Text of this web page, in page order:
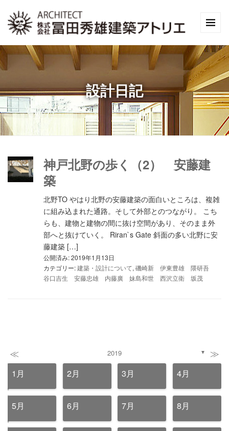
設計日記
神戸北野の歩く（2） 安藤建
築
北野TO やはり北野の安藤建築の面白いところは、複雑
に組み込まれた通路。そして外部とのつながり。 こち
らも、建物と建物の間に抜け空間があり、そのまま外
部へと抜けていく。 Riran`s Gate 斜面の多い北野に安
藤建築 […]
公開済み: 2019年1月13日
カテゴリー:建築・設計について, 磯崎新 伊東豊雄 隈研吾
谷口吉生 安藤忠雄 内藤廣 妹島和世 西沢立衛 坂茂
≪ 2019 ▼ ≫
1月 2月 3月 4月
5月 6月 7月 8月